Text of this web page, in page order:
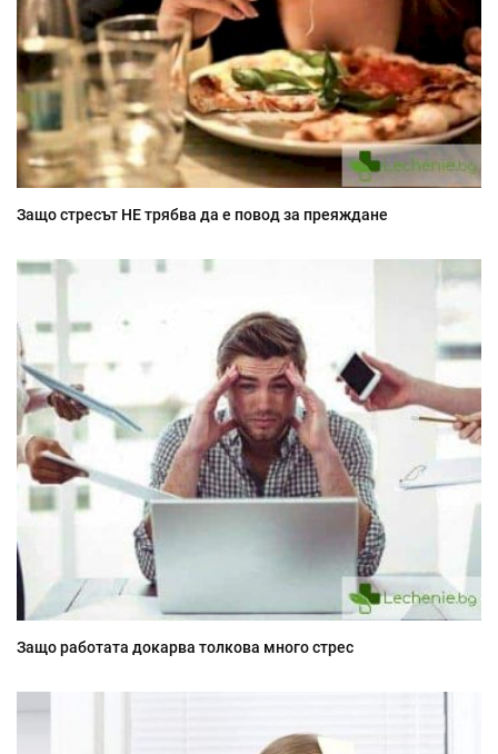
Защо стресът НЕ трябва да е повод за преяждане
Защо работата докарва толкова много стрес